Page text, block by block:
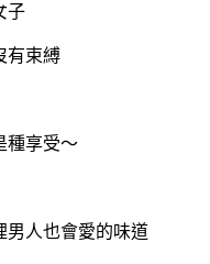
子
有束縛
種享受～
男人也會愛的味道